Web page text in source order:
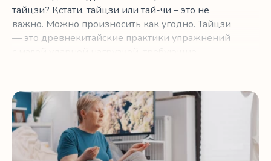
тайцзи? Кстати, тайцзи или тай-чи – это не
важно. Можно произносить как угодно. Тайцзи
— это древнекитайские практики упражнений
Готовимся к первому EASY-занятию